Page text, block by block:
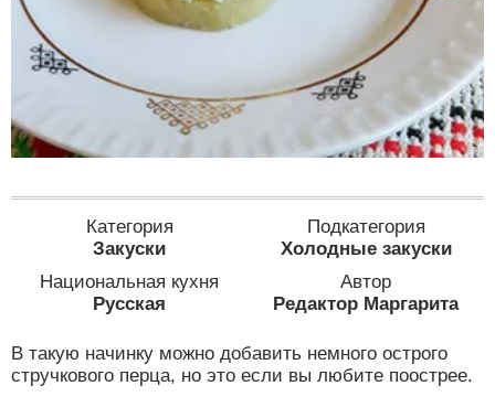
Категория
Закуски
Подкатегория
Холодные закуски
Национальная кухня
Русская
Автор
Редактор Маргарита
В такую начинку можно добавить немного острого
стручкового перца, но это если вы любите поострее.